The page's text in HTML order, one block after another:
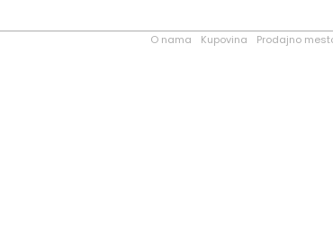
O nama
Kupovina Prodajno